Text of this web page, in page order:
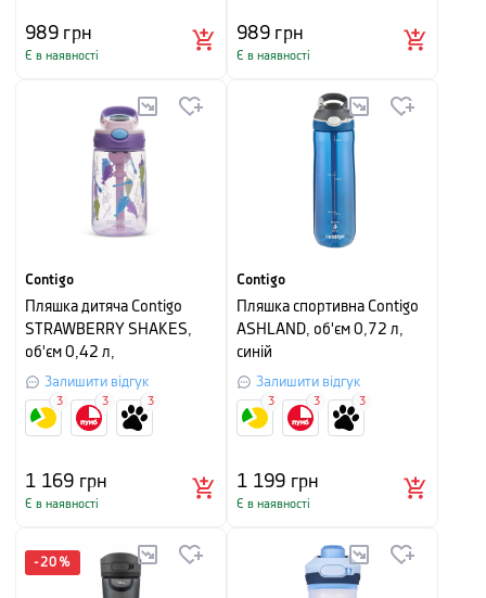
989грн
Є в наявності
989грн
Є в наявності
Contigo
Пляшка дитяча Contigo
STRAWBERRY SHAKES,
об'єм 0,42 л,
різнокольоровий
Залишити відгук
1 169 грн
Є в наявності
3 3 3
Contigo
Пляшка спортивна Contigo
ASHLAND, об'єм 0,72 л,
синій
Залишити відгук
1 199 грн
Є в наявності
3 3 3
-20 %